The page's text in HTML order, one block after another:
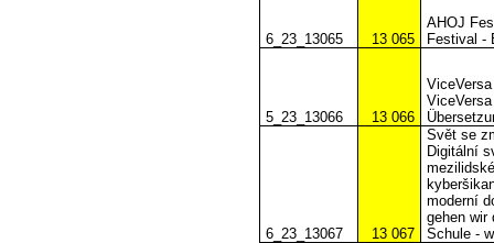
6_23_13065 13 065
AHOJ
Festival -
5_23_13066 13 066
6_23_13067 13 067
Svět se
Digitální
moderní
gehen wir
Schule -